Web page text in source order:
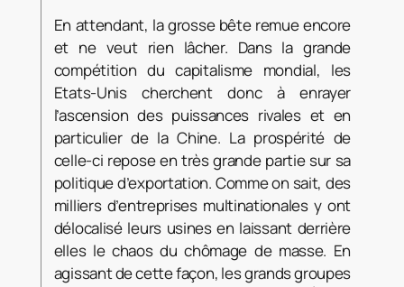
En attendant, la grosse bête remue encore
et ne veut rien lâcher. Dans la grande
compétition du capitalisme mondial, les
Etats-Unis cherchent donc à enrayer
l’ascension des puissances rivales et en
particulier de la Chine. La prospérité de
celle-ci repose en très grande partie sur sa
politique d’exportation. Comme on sait, des
milliers d’entreprises multinationales y ont
délocalisé leurs usines en laissant derrière
elles le chaos du chômage de masse. En
agissant de cette façon, les grands groupes